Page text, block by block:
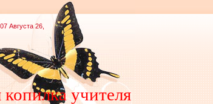
Августа 26,
учителя